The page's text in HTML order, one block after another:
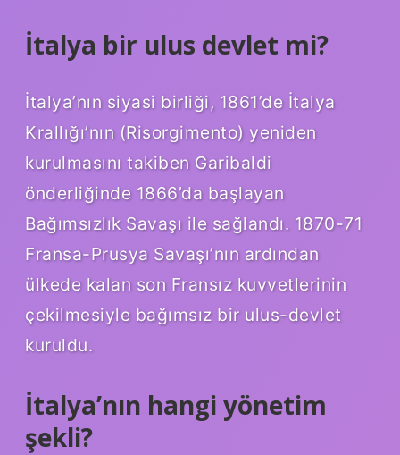
İtalya bir ulus devlet mi?
İtalya’nın siyasi birliği, 1861’de İtalya
Krallığı’nın (Risorgimento) yeniden
kurulmasını takiben Garibaldi
önderliğinde 1866’da başlayan
Bağımsızlık Savaşı ile sağlandı. 1870-71
Fransa-Prusya Savaşı’nın ardından
ülkede kalan son Fransız kuvvetlerinin
çekilmesiyle bağımsız bir ulus-devlet
kuruldu.
İtalya’nın hangi yönetim
şekli?